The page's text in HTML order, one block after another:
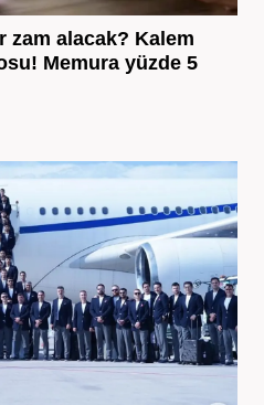
zam alacak? Kalem
Memura yüzde 5